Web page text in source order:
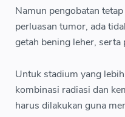
Namun pengobatan
perluasan tumor, ada
getah bening leher, serta
Untuk stadium yang
kombinasi radiasi dan
harus dilakukan guna